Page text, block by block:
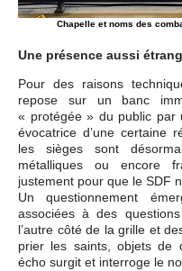
Chapelle et noms des
Une présence aussi
Pour des raisons
repose sur un banc
« protégée » du public par
évocatrice d’une certaine
les sièges sont
métalliques ou encore
justement pour que le SDF
Un questionnement
associées à des
l’autre côté de la grille et
prier les saints, objets de
écho surgit et interroge le